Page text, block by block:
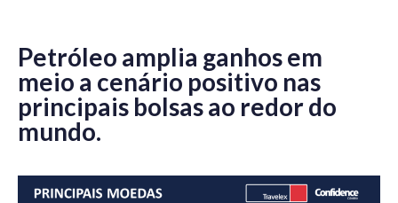
Petróleo amplia ganhos em
meio a cenário positivo nas
principais bolsas ao redor do
mundo.